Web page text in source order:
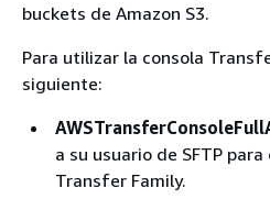
buckets de Amazon S3.
Para utilizar la consola
siguiente:
a su usuario de SFTP
Transfer Family.